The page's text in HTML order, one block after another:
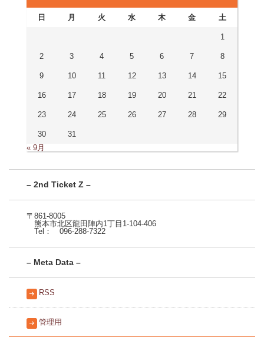
日 月 火 水 木 金 土
1
2 3 4 5 6 7 8
9 10 11 12 13 14 15
16 17 18 19 20 21 22
23 24 25 26 27 28 29
30
31
« 9月
– 2nd Ticket Z –
〒861-8005
熊本市北区龍田陣内1丁目1-104-406
Tel： 096-288-7322
– Meta Data –
RSS
管理用